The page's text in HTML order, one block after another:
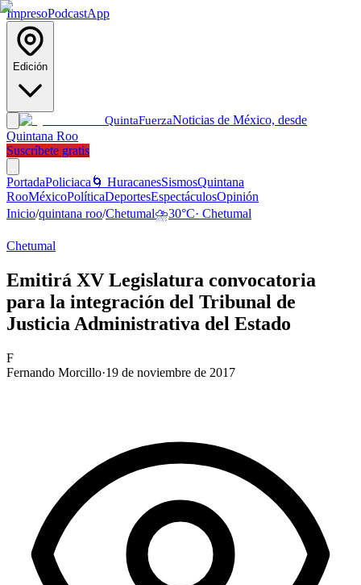
ImpresoPodcastApp
Edición
QuintaFuerzaNoticias de México, desde
Quintana Roo
Suscríbete gratis
PortadaPoliciaca 🌀 HuracanesSismosQuintana
RooMéxicoPolíticaDeportesEspectáculosOpinión
Inicio/quintana roo/Chetumal⛈️30°C· Chetumal
Chetumal
Emitirá XV Legislatura convocatoria
para la integración del Tribunal de
Justicia Administrativa del Estado
F
Fernando Morcillo·19 de noviembre de 2017